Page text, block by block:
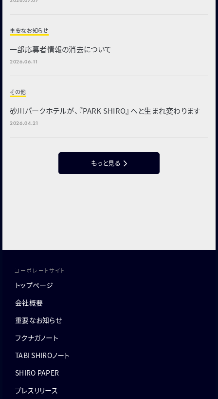
重要なお知らせ
一部応募者情報の消去について
2026.06.11
その他
砂川パークホテルが、『PARK SHIRO』へと生まれ変わります
2026.04.21
もっと見る
コーポレートサイト
トップページ
会社概要
重要なお知らせ
フクナガノート
TABI SHIROノート
SHIRO PAPER
プレスリリース